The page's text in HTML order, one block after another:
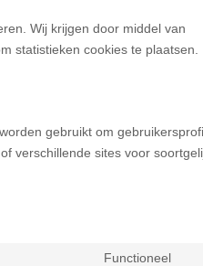
Wij krijgen door middel van
statistieken cookies te plaatsen.
gebruikt om
verschillende sites voor
Functioneel